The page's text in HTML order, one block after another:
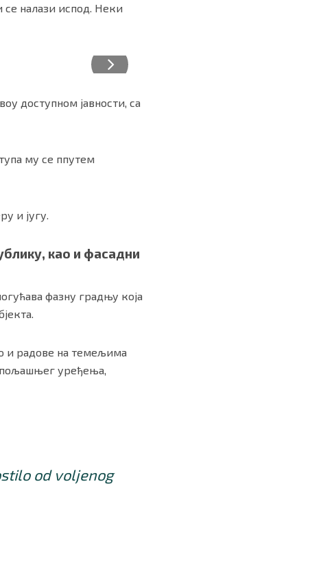
се налази испод. Неки
доступном јавности, са
му се ппутем
и југу.
као и фасадни
фазну градњу која
и радове на темељима
уређења,
od voljenog